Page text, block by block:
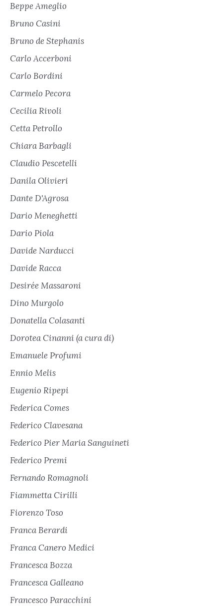
Beppe Ameglio
Bruno Casini
Bruno de Stephanis
Carlo Accerboni
Carlo Bordini
Carmelo Pecora
Cecilia Rivoli
Cetta Petrollo
Chiara Barbagli
Claudio Pescetelli
Danila Olivieri
Dante D'Agrosa
Dario Meneghetti
Dario Piola
Davide Narducci
Davide Racca
Desirée Massaroni
Dino Murgolo
Donatella Colasanti
Dorotea Cinanni (a cura di)
Emanuele Profumi
Ennio Melis
Eugenio Ripepi
Federica Comes
Federico Clavesana
Federico Pier Maria Sanguineti
Federico Premi
Fernando Romagnoli
Fiammetta Cirilli
Fiorenzo Toso
Franca Berardi
Franca Canero Medici
Francesca Bozza
Francesca Galleano
Francesco Paracchini